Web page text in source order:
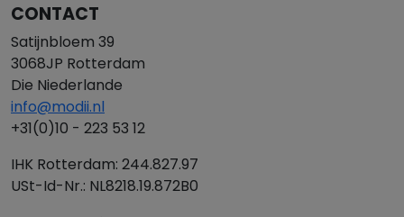
CONTACT
Satijnbloem 39
3068JP Rotterdam
Die Niederlande
info@modii.nl
+31(0)10 - 223 53 12
IHK Rotterdam: 244.827.97
USt-Id-Nr.: NL8218.19.872B0